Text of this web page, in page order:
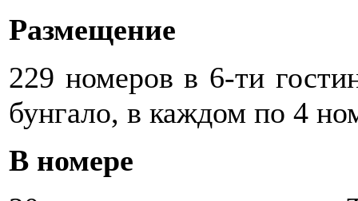
Размещение
229 номеров в 6-ти
бунгало, в каждом по 4
В номере